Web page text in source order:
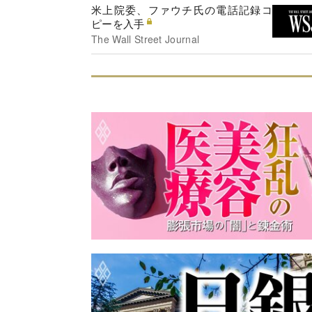
米上院委、ファウチ氏の電話記録コ
ピーを入手
The Wall Street Journal